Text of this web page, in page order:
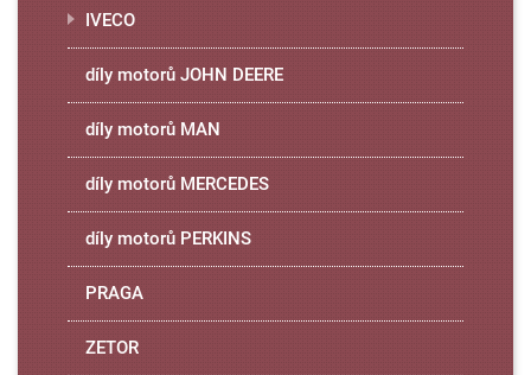
IVECO
díly motorů JOHN DEERE
díly motorů MAN
díly motorů MERCEDES
díly motorů PERKINS
PRAGA
ZETOR